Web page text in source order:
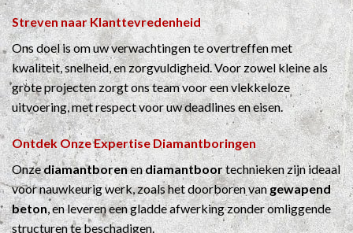
Streven naar Klanttevredenheid
Ons doel is om uw verwachtingen te overtreffen met
kwaliteit, snelheid, en zorgvuldigheid. Voor zowel kleine als
grote projecten zorgt ons team voor een vlekkeloze
uitvoering, met respect voor uw deadlines en eisen.
Ontdek Onze ExpertiseDiamantboringen
Onzediamantborenendiamantboortechnieken zijn ideaal
voor nauwkeurig werk, zoals het doorboren vangewapend
beton, en leveren een gladde afwerking zonder omliggende
structuren te beschadigen.